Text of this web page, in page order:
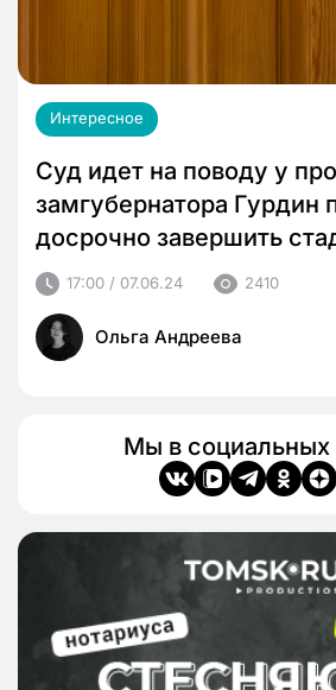
Интересное
Суд идет на поводу у
замгубернатора Гурдин
досрочно завершить
17:00 / 07.06.24 2410
Ольга Андреева
Мы в социальных